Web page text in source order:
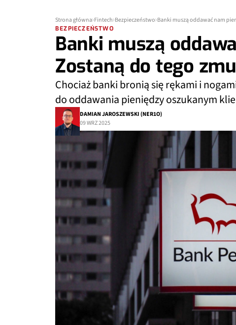
Strona główna Fintech Bezpieczeństwo Banki muszą oddawać nam
BEZPIECZEŃSTWO
Banki muszą
Zostaną do tego
Chociaż banki bronią się rękami i
do oddawania pieniędzy oszukanym
DAMIAN JAROSZEWSKI (NER1O)
09 WRZ 2025